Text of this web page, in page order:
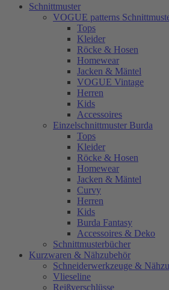
Schnittmuster
VOGUE patterns
Tops
Kleider
Röcke & Hosen
Homewear
Jacken & Mäntel
VOGUE Vintage
Herren
Kids
Accessoires
Einzelschnittmuster Burda
Tops
Kleider
Röcke & Hosen
Homewear
Jacken & Mäntel
Curvy
Herren
Kids
Burda Fantasy
Accessoires & Deko
Schnittmusterbücher
Kurzwaren & Nähzubehör
Schneiderwerkzeuge &
Vlieseline
Reißverschlüsse